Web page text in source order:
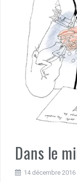
Dans le
14 décembre 2016